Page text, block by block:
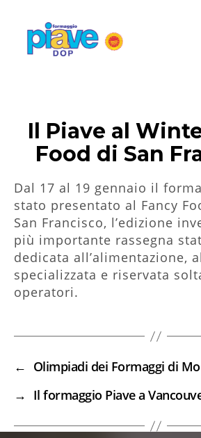
Il Piave al
Food di San
Dal 17 al 19 gennaio il
stato presentato al Fancy
San Francisco, l’edizione
più importante rassegna
dedicata all’alimentazione,
specializzata e riservata
operatori.
← Olimpiadi dei Formaggi di
→ Il formaggio Piave a
raccolta